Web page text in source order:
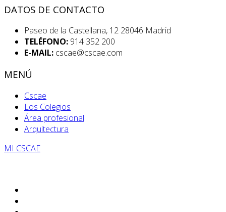
DATOS DE CONTACTO
Paseo de la Castellana, 12 28046 Madrid
TELÉFONO: 914 352 200
E-MAIL: cscae@cscae.com
MENÚ
Cscae
Los Colegios
Área profesional
Arquitectura
MI CSCAE